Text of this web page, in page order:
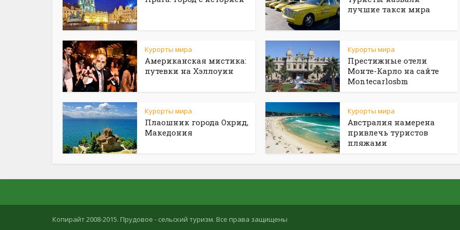
лучшие такси мира
Курорты мира
Американская мистика:
путевки на Хэллоуин
Курорты мира
Престижные отели
Монте-Карло на сайте
Мontecarlosbm
Курорты мира
Плаошник города Охрид,
Македония
Курорты мира
Австралия намерена
привлечь туристов
пляжами
Копирайт 2008-2015. Прудовое - сельский туризм. Все права защищены